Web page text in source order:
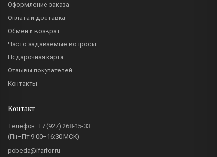
Оформление заказа
Оплата и доставка
Обмен и возврат
Часто задаваемые вопросы
Подарочная карта
Отзывы покупателей
Контакты
Контакт
Телефон: +7 (927) 268-15-33
(Пн–Пт 9:00–16:30 МСК)
pobeda@ifarfor.ru